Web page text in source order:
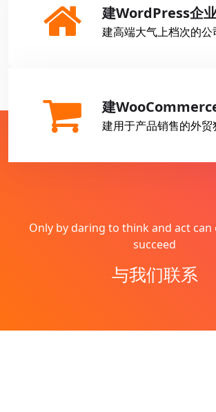
建WordPress企业
建高端大气上档次的公
建WooCommerce
建用于产品销售的外贸
Only by daring to think and act can
succeed
与我们联系